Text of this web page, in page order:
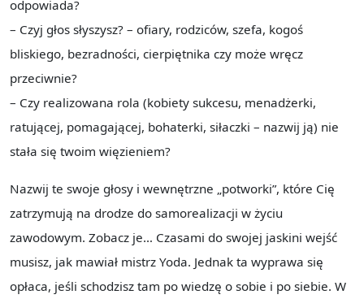
odpowiada?
– Czyj głos słyszysz? – ofiary, rodziców, szefa, kogoś
bliskiego, bezradności, cierpiętnika czy może wręcz
przeciwnie?
– Czy realizowana rola (kobiety sukcesu, menadżerki,
ratującej, pomagającej, bohaterki, siłaczki – nazwij ją) nie
stała się twoim więzieniem?
Nazwij te swoje głosy i wewnętrzne „potworki”, które Cię
zatrzymują na drodze do samorealizacji w życiu
zawodowym. Zobacz je… Czasami do swojej jaskini wejść
musisz, jak mawiał mistrz Yoda. Jednak ta wyprawa się
opłaca, jeśli schodzisz tam po wiedzę o sobie i po siebie. W